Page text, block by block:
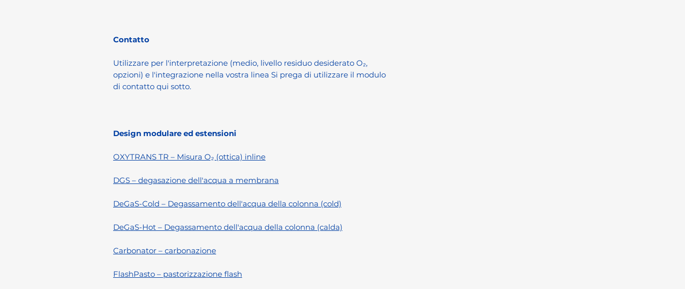
Contatto
Utilizzare per l'interpretazione (medio, livello residuo desiderato O₂,
opzioni) e l'integrazione nella vostra linea Si prega di utilizzare il modulo
di contatto qui sotto.
Design modulare ed estensioni
OXYTRANS TR – Misura O₂ (ottica) inline
DGS – degasazione dell'acqua a membrana
DeGaS-Cold – Degassamento dell'acqua della colonna (cold)
DeGaS-Hot – Degassamento dell'acqua della colonna (calda)
Carbonator – carbonazione
FlashPasto – pastorizzazione flash